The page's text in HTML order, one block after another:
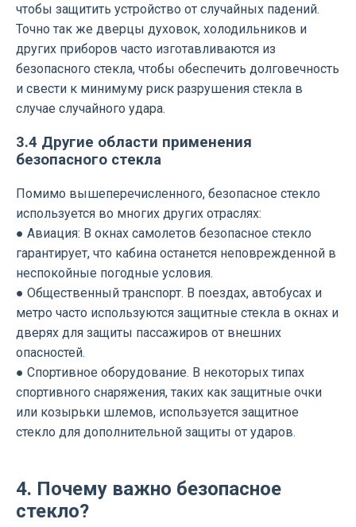
чтобы защитить устройство от случайных падений.
Точно так же дверцы духовок, холодильников и
других приборов часто изготавливаются из
безопасного стекла, чтобы обеспечить долговечность
и свести к минимуму риск разрушения стекла в
случае случайного удара.
3.4 Другие области применения
безопасного стекла
Помимо вышеперечисленного, безопасное стекло
используется во многих других отраслях:
● Авиация: В окнах самолетов безопасное стекло
гарантирует, что кабина останется неповрежденной в
неспокойные погодные условия.
● Общественный транспорт. В поездах, автобусах и
метро часто используются защитные стекла в окнах и
дверях для защиты пассажиров от внешних
опасностей.
● Спортивное оборудование. В некоторых типах
спортивного снаряжения, таких как защитные очки
или козырьки шлемов, используется защитное
стекло для дополнительной защиты от ударов.
4. Почему важно безопасное
стекло?